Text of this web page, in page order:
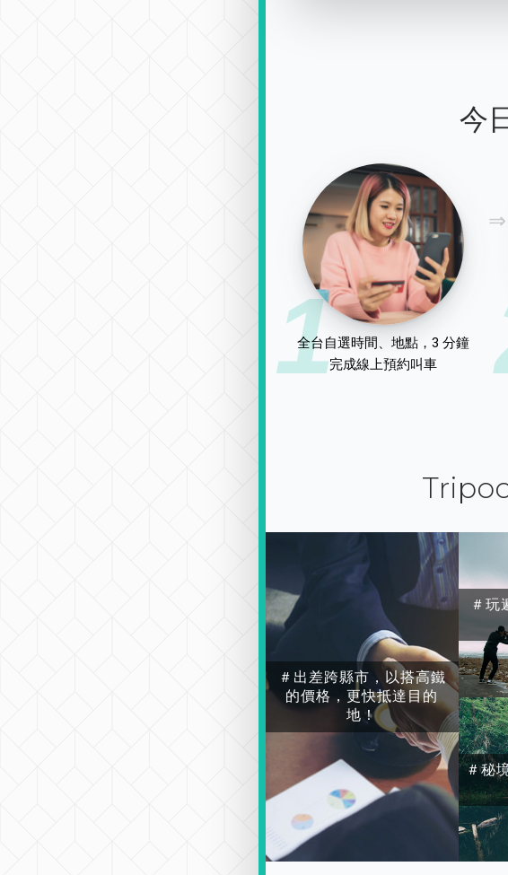
今
1
全台自選時間、地點，3 分鐘
完成線上預約叫車
＃出差跨縣市，以搭高鐵
的價格，更快抵達目的
地！
＃玩
＃秘